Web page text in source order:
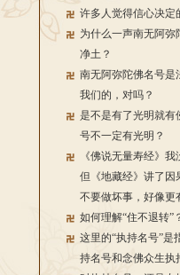
许多人觉得信心决定
为什么一声南无阿弥
净土？
南无阿弥陀佛名号是
我们的，对吗？
是不是有了光明就有
号不一定有光明？
《佛说无量寿经》我
但《地藏经》讲了因
不要做坏事，好像更
如何理解“住不退转”
这里的“执持名号”是
持名号和念佛众生执